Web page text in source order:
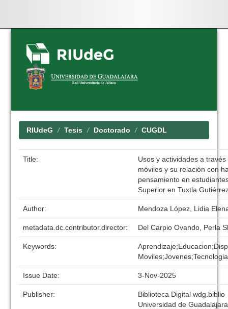
Skip
navigation
RIUdeG Tesis Doctorado CUGDL
Title:
Usos y actividades a
móviles y su relación con
pensamiento en
Superior en Tuxtla
Author: Mendoza López, Lidia
metadata.dc.contributor.director: Del Carpio Ovando, Perla
Keywords:
Issue Date: 3-Nov-2025
Publisher:
Biblioteca Digital wdg.biblio
Universidad de Guadalajara